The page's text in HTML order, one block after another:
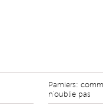
Pamiers:
n'oublie pas